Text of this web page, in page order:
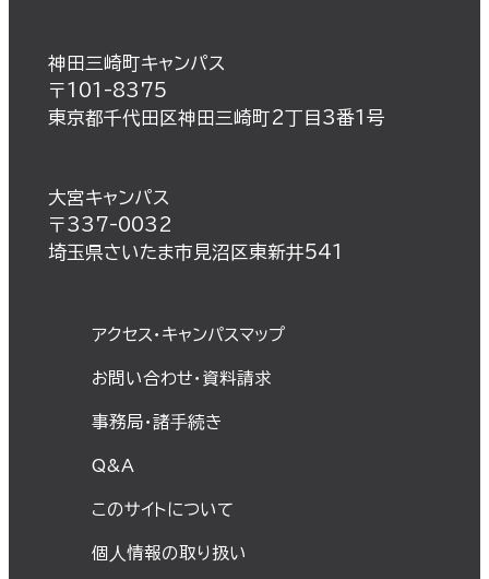
神田三崎町キャンパス
〒101-8375
東京都千代田区神田三崎町2丁目3番1号
大宮キャンパス
〒337-0032
埼玉県さいたま市見沼区東新井541
アクセス・キャンパスマップ
お問い合わせ・資料請求
事務局・諸⼿続き
Q&A
このサイトについて
個⼈情報の取り扱い